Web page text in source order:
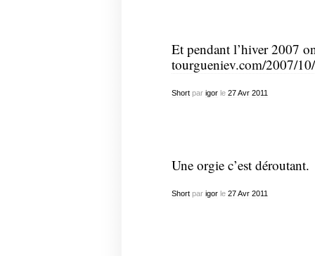
Et pendant l’hiver 2007
tourgueniev.com/2007/
Shortpar igorle 27 Avr 2011
Une orgie c’est déroutant.
Shortpar igorle 27 Avr 2011